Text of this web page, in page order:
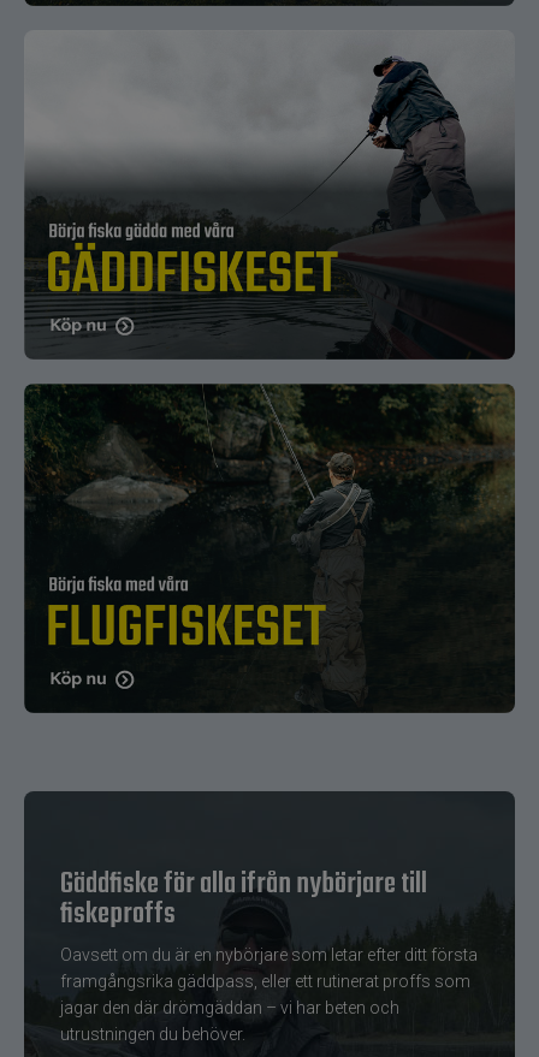
Gäddfiske för alla ifrån nybörjare till
fiskeproffs
Oavsett om du är en nybörjare som letar efter ditt första
framgångsrika gäddpass, eller ett rutinerat proffs som
jagar den där drömgäddan – vi har beten och
utrustningen du behöver.